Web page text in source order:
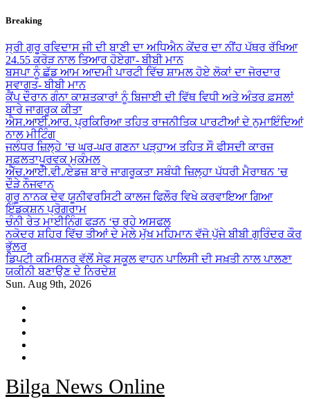
Skip
content
Breaking
ਸ੍ਰੀ ਗੁਰੂ ਰਵਿਦਾਸ ਜੀ ਦੀ ਬਾਣੀ ਦਾ ਅਧਿਐਨ ਕੇਂਦਰ ਦਾ ਨੀਂਹ ਪੱਥਰ ਰੱਖਿਆ
24.55 ਕਰੋੜ ਨਾਲ ਤਿਆਰ ਹੋਏਗਾ- ਬੀਬੀ ਮਾਨ
ਬਸਪਾ ਨੂੰ ਛੱਡ ਆਮ ਆਦਮੀ ਪਾਰਟੀ ਵਿੱਚ ਸ਼ਾਮਲ ਹੋਏ ਲੋਕਾਂ ਦਾ ਜੋਰਦਾਰ
ਸਵਾਗਤ- ਬੀਬੀ ਮਾਨ
ਕੈਂਪ ਦੌਰਾਨ ਗੰਨਾ ਕਾਸ਼ਤਕਾਰਾਂ ਨੂੰ ਬਿਜਾਈ ਦੀ ਵਿੱਥ ਵਿਧੀ ਅਤੇ ਅੰਤਰ ਫ਼ਸਲਾਂ
ਬਾਰੇ ਜਾਗਰੂਕ ਕੀਤਾ
ਐਸ.ਆਈ.ਆਰ. ਪ੍ਰਕਿਰਿਆ ਤਹਿਤ ਰਾਜਨੀਤਿਕ ਪਾਰਟੀਆਂ ਦੇ ਨੁਮਾਇੰਦਿਆਂ
ਨਾਲ ਮੀਟਿੰਗ
ਜਲੰਧਰ ਜ਼ਿਲ੍ਹੇ ’ਚ ਘਰ-ਘਰ ਗਣਨਾ ਪੜ੍ਹਾਅ ਤਹਿਤ ਸੌ ਫੀਸਦੀ ਕਾਰਜ
ਸਫ਼ਲਤਾਪੂਰਵਕ ਮੁਕੰਮਲ
ਐੱਚ.ਆਈ.ਵੀ./ਏਡਜ਼ ਬਾਰੇ ਜਾਗਰੂਕਤਾ ਸਬੰਧੀ ਜ਼ਿਲ੍ਹਾ ਪੱਧਰੀ ਮੈਰਾਥਨ ’ਚ
ਦੌੜੇ ਨੌਜਵਾਨ
ਗੁਰੂ ਨਾਨਕ ਦੇਵ ਯੂਨੀਵਰਸਿਟੀ ਕਾਲਜ ਫਿਲੌਰ ਵਿਖੇ ਕਰਵਾਇਆ ਗਿਆ
ਇੰਡਕਸ਼ਨ ਪ੍ਰੋਗਰਾਮ
ਚੰਨੀ ਰੇਤ ਮਾਈਨਿੰਗ ਫੜਨ ‘ਚ ਰਹੇ ਅਸਫਲ
ਨਕੋਦਰ ਸ਼ਹਿਰ ਵਿੱਚ ਤੀਆਂ ਦੇ ਮੇਲੇ ਮੁੱਖ ਮਹਿਮਾਨ ਵੱਜੋ ਪੁੱਜੇ ਬੀਬੀ ਗੁਰਿੰਦਰ ਕੌਰ
ਭੁੱਲਰ
ਡਿਪਟੀ ਕਮਿਸ਼ਨਰ ਵੱਲੋਂ ਸੇਫ ਸਕੂਲ ਵਾਹਨ ਪਾਲਿਸੀ ਦੀ ਸਖ਼ਤੀ ਨਾਲ ਪਾਲਣਾ
ਯਕੀਨੀ ਬਣਾਉਣ ਦੇ ਨਿਰਦੇਸ਼
Sun. Aug 9th, 2026
Bilga News Online